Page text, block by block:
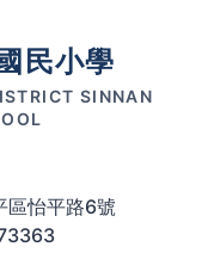
民小學
SINNAN
區怡平路6號